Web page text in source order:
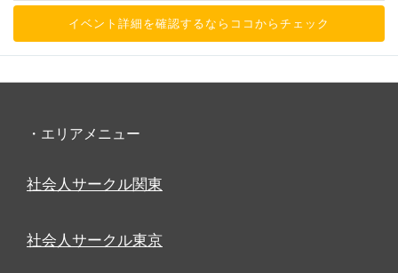
イベント詳細を確認するならココからチェック
・エリアメニュー
社会人サークル関東
社会人サークル東京